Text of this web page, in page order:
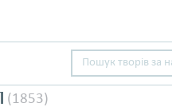
(1853)